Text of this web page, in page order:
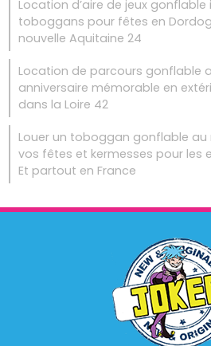
Location d’aire de jeux
toboggans pour fêtes en
nouvelle Aquitaine 24
Location de parcours gonflable
anniversaire mémorable en
dans la Loire 42
Louer un toboggan gonflable au
vos fêtes et kermesses pour les
Et partout en France